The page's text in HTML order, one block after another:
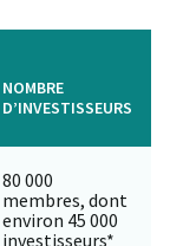
NOMBRE
D’INVESTISSEURS
80 000
membres, dont
environ 45 000
investisseurs*